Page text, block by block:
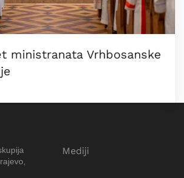
ministranata Vrhbosanske
Mediji